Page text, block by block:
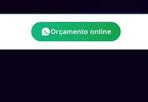
Orçamento online